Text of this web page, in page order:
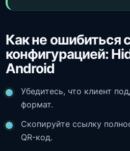
Как не ошибиться
конфигурацией:
Android
Убедитесь, что клиент
формат.
Скопируйте ссылку
QR-код.